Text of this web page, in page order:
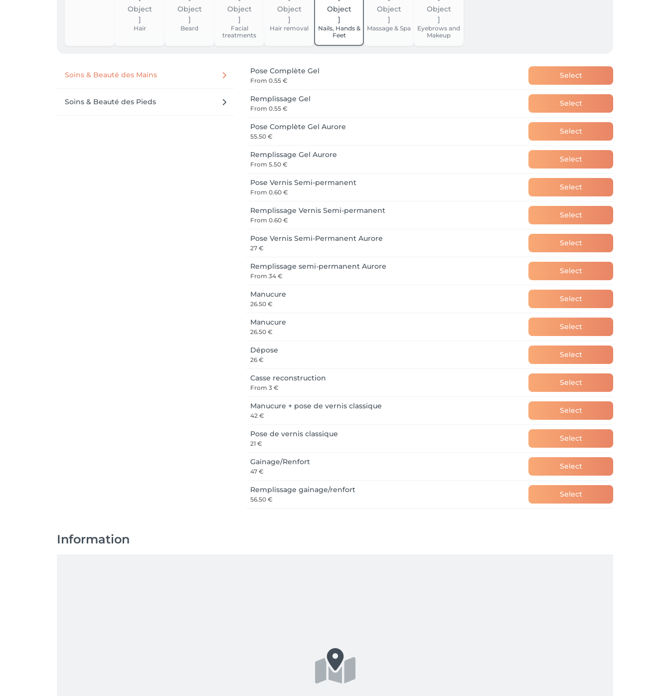
Nous pourrons vous chouchouter de la tête jusqu'aux pieds, (coiffure, maquillage, épilation, en passant par un bon massage pour vous détendre et
un Miracle Face avec effet de lifting immédiat, pour rayonner toute la soirée).
Hair Beard
Facial
treatments
Hair removal
Nails, Hands &
Feet
Massage & Spa
Eyebrows and
Makeup
Soins & Beauté des Mains
Soins & Beauté des Pieds
Pose Complète Gel
From 0.55 €
Select
Remplissage Gel
From 0.55 €
Select
Pose Complète Gel Aurore
55.50 €
Select
Remplissage Gel Aurore
From 5.50 €
Select
Pose Vernis Semi-permanent
From 0.60 €
Select
Remplissage Vernis Semi-permanent
From 0.60 €
Select
Pose Vernis Semi-Permanent Aurore
27 €
Select
Remplissage semi-permanent Aurore
From 34 €
Select
Manucure
26.50 €
Select
Manucure
26.50 €
Select
Dépose
26 €
Select
Casse reconstruction
From 3 €
Select
Manucure + pose de vernis classique
42 €
Select
Pose de vernis classique
21 €
Select
Gainage/Renfort
47 €
Select
Remplissage gainage/renfort
56.50 €
Select
Information